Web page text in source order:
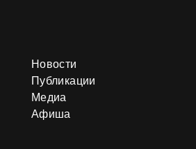
Новости
Публикации
Медиа
Афиша